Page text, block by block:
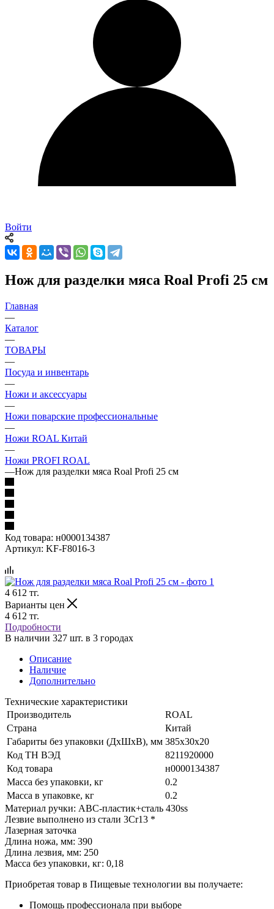
Войти
Нож для разделки мяса Roal Profi 25 cм
Главная
—
Каталог
—
ТОВАРЫ
—
Посуда и инвентарь
—
Ножи и аксессуары
—
Ножи поварские профессиональные
—
Ножи ROAL Китай
—
Ножи PROFI ROAL
—Нож для разделки мяса Roal Profi 25 cм
Код товара: н0000134387
Артикул: KF-F8016-3
4 612 тг.
Варианты цен
4 612 тг.
Подробности
В наличии 327 шт. в 3 городах
Описание
Наличие
Дополнительно
Технические характеристики
Производитель
ROAL
Страна
Китай
Габариты без упаковки (ДхШхВ), мм 385х30х20
Код ТН ВЭД
8211920000
Код товара
н0000134387
Масса без упаковки, кг
0.2
Масса в упаковке, кг
0.2
Материал ручки: АВС-пластик+сталь 430ss
Лезвие выполнено из стали 3Cr13 *
Лазерная заточка
Длина ножа, мм: 390
Длина лезвия, мм: 250
Масса без упаковки, кг: 0,18
Приобретая товар в Пищевые технологии вы получаете:
Помощь профессионала при выборе